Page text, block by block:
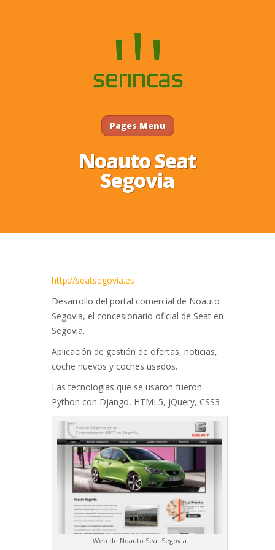
Pages Menu
Noauto Seat
Segovia
http://seatsegovia.es
Desarrollo del portal comercial de Noauto
Segovia, el concesionario oficial de Seat en
Segovia.
Aplicación de gestión de ofertas, noticias,
coche nuevos y coches usados.
Las tecnologías que se usaron fueron
Python con Django, HTML5, jQuery, CSS3
Web de Noauto Seat Segovia